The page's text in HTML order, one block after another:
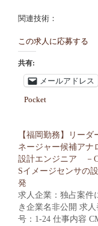
関連技術：
この求人に応募する
共有:
メールアドレス
Pocket
【福岡勤務】リーダ
ネージャー候補アナ
設計エンジニア －
Sイメージセンサの
発
求人企業：独占案件
き企業名非公開 求人
号：1-24 仕事内容